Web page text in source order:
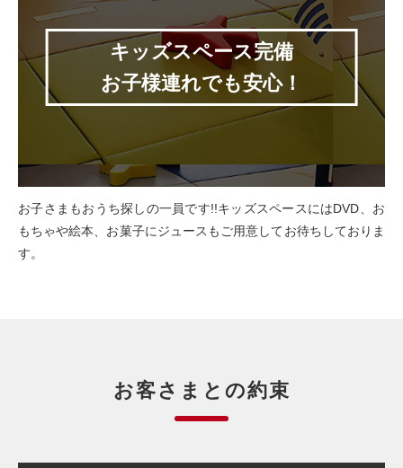
キッズスペース完備
お子様連れでも安心！
お子さまもおうち探しの一員です!!キッズスペースにはDVD、お
もちゃや絵本、お菓子にジュースもご用意してお待ちしておりま
す。
お客さまとの約束